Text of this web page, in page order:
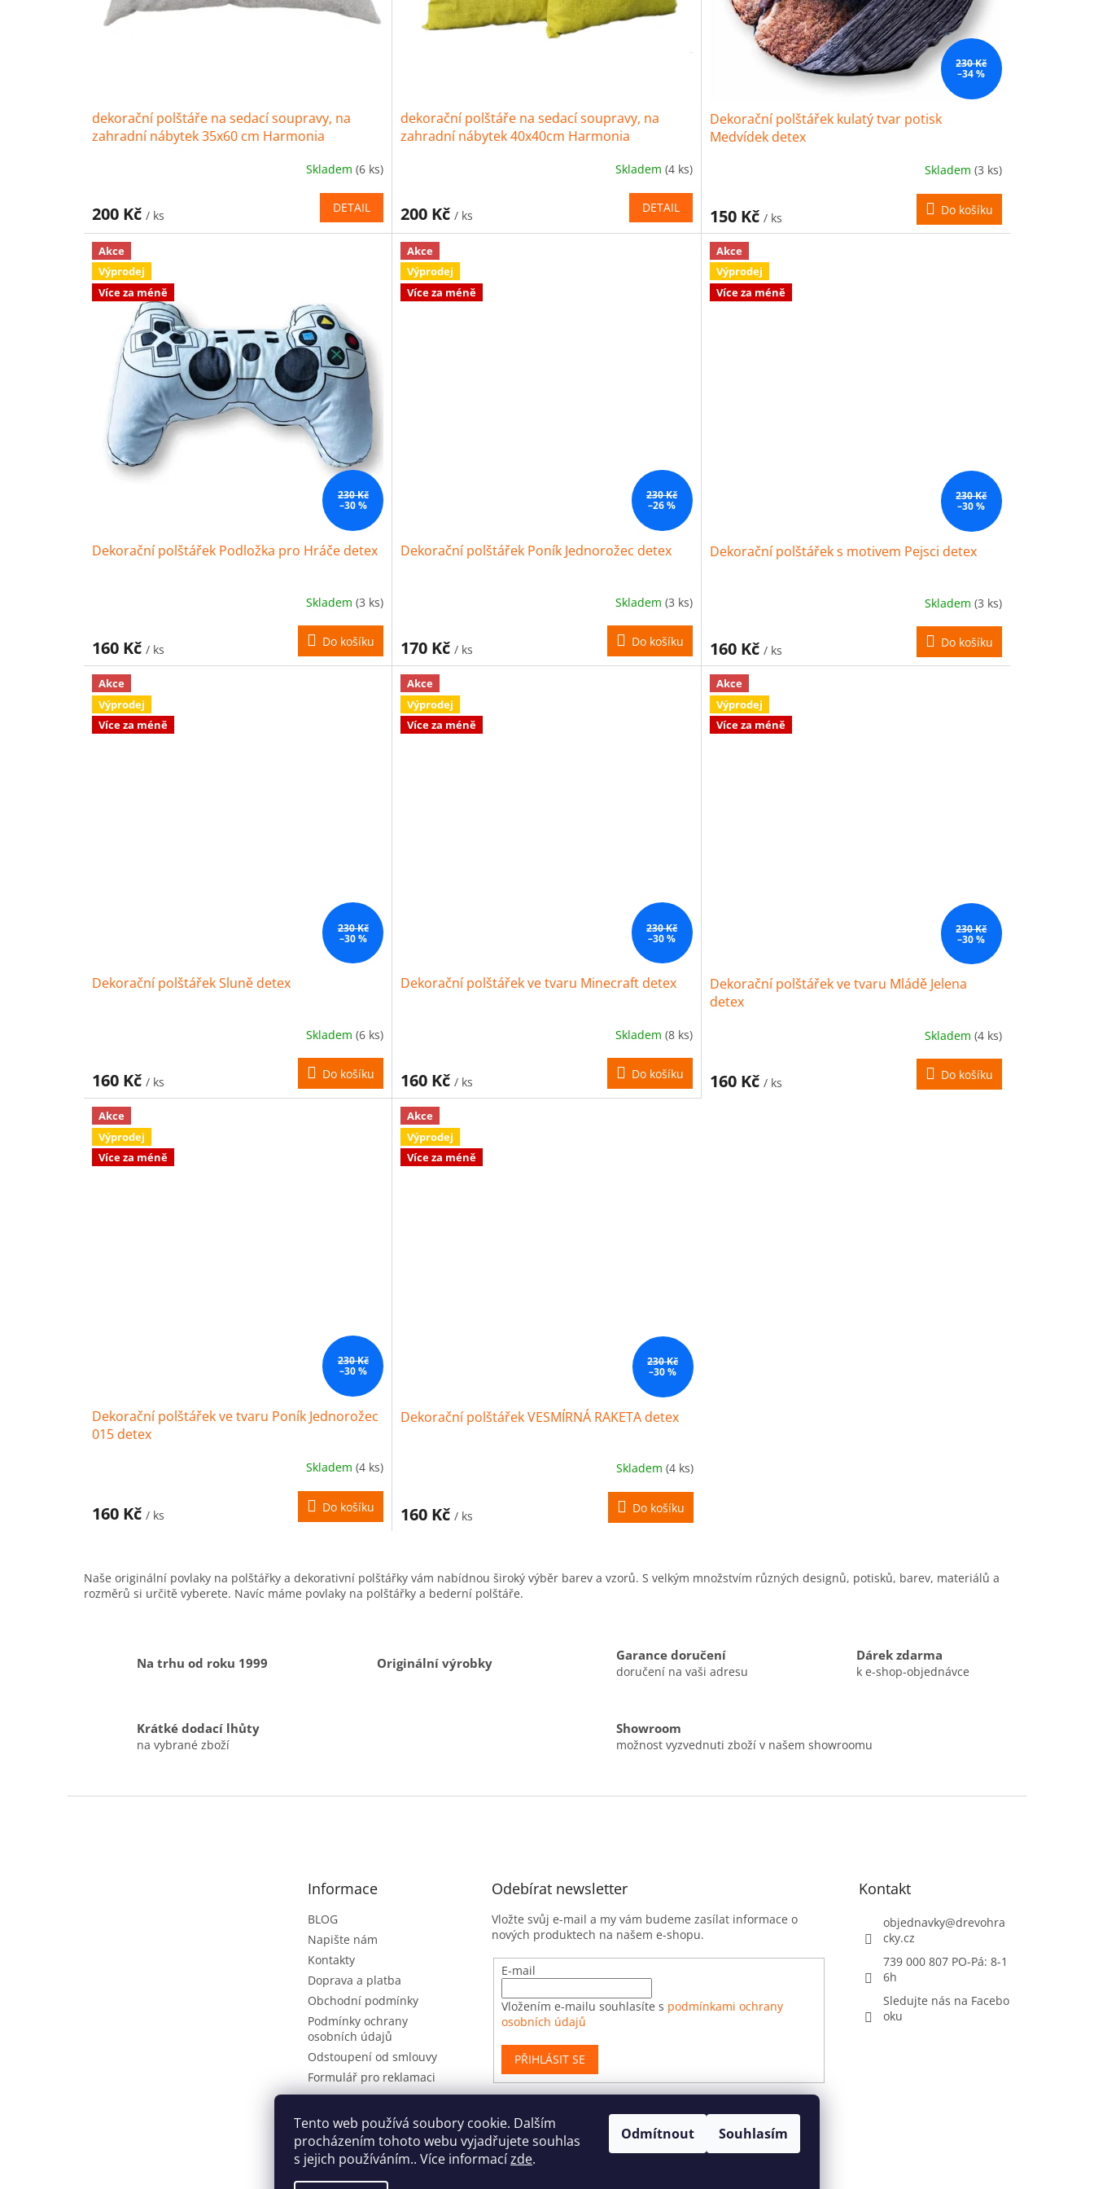
Tento web používá soubory cookie. Dalším
procházením tohoto webu vyjadřujete souhlas
s jejich používáním.. Více informacízde.
Odmítnout Souhlasím
dekorační polštáře na sedací soupravy, na
zahradní nábytek 35x60 cm Harmonia
Skladem(6 ks)
200 Kč / ks
DETAIL
dekorační polštáře na sedací soupravy, na
zahradní nábytek 40x40cm Harmonia
Skladem (4 ks)
200 Kč/ ks
DETAIL
230 Kč
–34 %
Dekorační polštářek kulatý tvar potisk
Medvídek detex
Skladem (3 ks)
150 Kč / ks
Do košíku
Akce
Výprodej
Více za méně
230 Kč
–30 %
Dekorační polštářek Podložka pro Hráče detex
Skladem(3 ks)
160 Kč / ks
Do košíku
Akce
Výprodej
Více za méně
230 Kč
–26 %
Dekorační polštářek Poník Jednorožec detex
Skladem (3 ks)
170 Kč/ ks
Do košíku
Akce
Výprodej
Více za méně
230 Kč
–30 %
Dekorační polštářek s motivem Pejsci detex
Skladem (3 ks)
160 Kč / ks
Do košíku
Akce
Výprodej
Více za méně
230 Kč
–30 %
Dekorační polštářek Sluně detex
Skladem(6 ks)
160 Kč / ks
Do košíku
Akce
Výprodej
Více za méně
230 Kč
–30 %
Dekorační polštářek ve tvaru Minecraft detex
Skladem (8 ks)
160 Kč/ ks
Do košíku
Akce
Výprodej
Více za méně
230 Kč
–30 %
Dekorační polštářek ve tvaru Mládě Jelena
detex
Skladem (4 ks)
160 Kč / ks
Do košíku
Akce
Výprodej
Více za méně
230 Kč
–30 %
Dekorační polštářek ve tvaru Poník Jednorožec
015 detex
Skladem(4 ks)
160 Kč / ks
Do košíku
Akce
Výprodej
Více za méně
230 Kč
–30 %
Dekorační polštářek VESMÍRNÁ RAKETA detex
Skladem (4 ks)
160 Kč/ ks
Do košíku
l
i
Naše originální povlaky na polštářky a dekorativní polštářky vám nabídnou široký výběr barev a vzorů. S velkým množstvím různých designů, potisků, barev, materiálů a
rozměrů si určitě vyberete. Navíc máme povlaky na polštářky a bederní polštáře.
Na trhu od roku 1999 Originální výrobky Garance doručení
doručení na vaši adresu
Dárek zdarma
k e-shop-objednávce
Krátké dodací lhůty
na vybrané zboží
Showroom
možnost vyzvednuti zboží v našem showroomu
Informace
BLOG
Napište nám
Kontakty
Doprava a platba
Obchodní podmínky
Podmínky ochrany
osobních údajů
Odstoupení od smlouvy
Formulář pro reklamaci
Odebírat newsletter
Vložte svůj e-mail a my vám budeme zasílat informace o
nových produktech na našem e-shopu.
E-mail
Vložením e-mailu souhlasíte s podmínkami ochrany
osobních údajů
PŘIHLÁSIT SE
Kontakt
objednavky@drevohra
cky.cz
739 000 807 PO-Pá: 8-1
6h
Sledujte nás na Facebo
oku
Pinterest